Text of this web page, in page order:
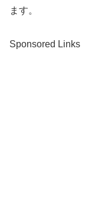
ます。
Sponsored Links